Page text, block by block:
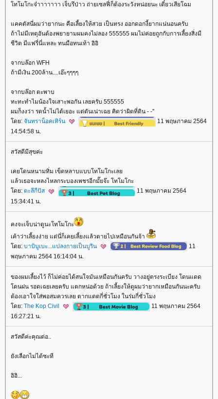
ทโมโกะจ๋าาาาาาา เจ็บรึป่าว ถ่ายเซลฟี่ก็ต้องระวังหน่อยนะ เดี๋ยวเสียโฉม
คคตัสนี่ผมว่ายากนะ คือเลี้ยงให้สวย เป็นทรง ออกดอกงี้ยากแน่นอนครับ
ถ้าไม่มีเหตุอันต้องพยายามผมคงไม่ลอง 555555 ผมไม่ค่อยถูกกับการเลี้ยงสิ่งมี
ชีวิต มีแฟรี่นี่แหละ ทนมือทนเท้า อิอิ
จากบล๊อก WFH
ถ้ามีเงิน 200ล้าน....เอ๊ะๆๆๆๆ
จากบล๊อก ตะพาบ
ทะทะทำไมน้องใจเสาะพอกัน เลยครับ 555555
ผมก็งงว่า รดน้ำไม่ได้เยอะ แต่ดันเน่าเฉย คิดว่าผิดที่ดิน - -''
ดย: จันทราน็อคเทิร์น
11 พฤษภาคม 2564
14:54:58 น.
สวัสดีมีสุขค่ะ
เคยโดนหนามทิ่ม เข็ดหลาบแบบโทโมโกะเล
ล้วเธอจะหลงไหลกระบองเพชรอีกมั๊ยจ๊ะ โทโมโกะ
ดย: ตะลีกีปัส
11 พฤษภาคม 2564
15:34:41 น.
คงจะเจ็บน่าดูนะโทโมโกะ
เค้าว่าเลี้ยงง่าย แต่นี่ก็เคยเลี้ยงแล้วตายไปเหมือนกันจ้า
ดย: บาบิบูเบะ...แปลงกายเป็นบูริน
11
พฤษภาคม 2564 16:14:04 น.
ของผมเลี้ยงไว้ ก็ไม่ค่อยได้สนใจมันเหมือนกันครับ วางอยู่ตรงระเบียง โดนแดด
ดนฝน รอดเฉยเลยครับ แตกหน่อด้วย ถ้าเลี้ยงให้ดูผมว่ายากเหมือนกันนะครับ
ต้องเอาใจใส่พอสมควรเลย ตากแดดกี่ชั่วโมง ในร่มกี่ชั่วโมง
ดย: The Kop Civil
11 พฤษภาคม 2564
16:27:21 น.
สวัสดีค่ะคุณต่อ..
ังเลือกไม่ได้ซะที
อิอิ...